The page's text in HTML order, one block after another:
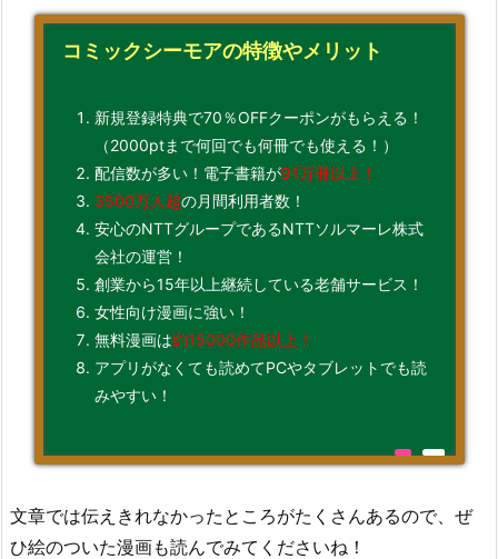
コミックシーモアの特徴やメリット
新規登録特典で70％OFFクーポンがもらえる！
（2000ptまで何回でも何冊でも使える！）
配信数が多い！電子書籍が91万冊以上！
3500万人超の月間利用者数！
安心のNTTグループであるNTTソルマーレ株式
会社の運営！
創業から15年以上継続している老舗サービス！
女性向け漫画に強い！
無料漫画は約15000作品以上！
アプリがなくても読めてPCやタブレットでも読
みやすい！
文章では伝えきれなかったところがたくさんあるので、ぜ
ひ絵のついた漫画も読んでみてくださいね！